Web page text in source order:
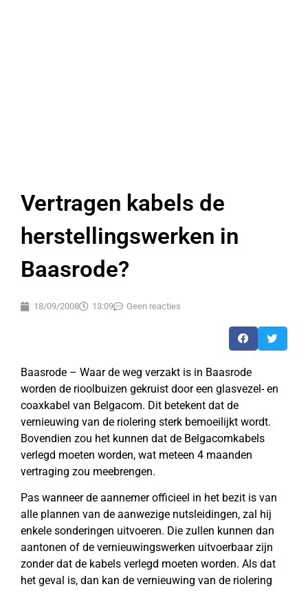
Vertragen kabels de
herstellingswerken in
Baasrode?
18/09/2008 13:09 Geen reacties
Baasrode – Waar de weg verzakt is in Baasrode
worden de rioolbuizen gekruist door een glasvezel- en
coaxkabel van Belgacom. Dit betekent dat de
vernieuwing van de riolering sterk bemoeilijkt wordt.
Bovendien zou het kunnen dat de Belgacomkabels
verlegd moeten worden, wat meteen 4 maanden
vertraging zou meebrengen.
Pas wanneer de aannemer officieel in het bezit is van
alle plannen van de aanwezige nutsleidingen, zal hij
enkele sonderingen uitvoeren. Die zullen kunnen dan
aantonen of de vernieuwingswerken uitvoerbaar zijn
zonder dat de kabels verlegd moeten worden. Als dat
het geval is, dan kan de vernieuwing van de riolering